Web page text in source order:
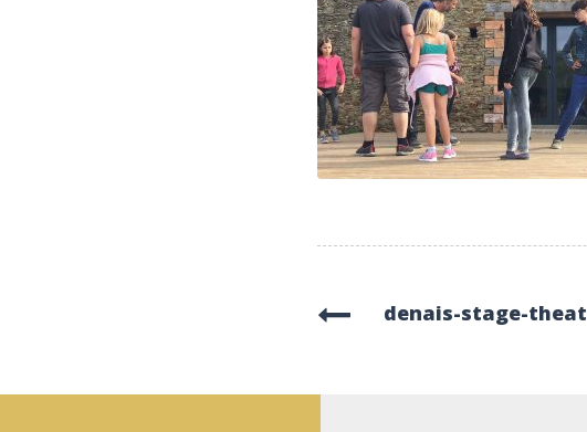
denais-stage-